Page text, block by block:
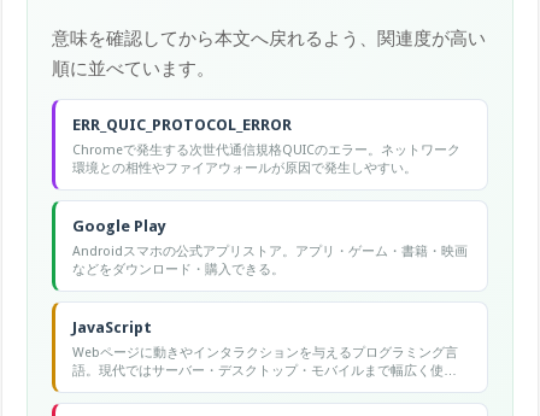
意味を確認してから本文へ戻れるよう、関連度が高い
順に並べています。
ERR_QUIC_PROTOCOL_ERROR
Chromeで発生する次世代通信規格QUICのエラー。ネットワーク
環境との相性やファイアウォールが原因で発生しやすい。
Google Play
Androidスマホの公式アプリストア。アプリ・ゲーム・書籍・映画
などをダウンロード・購入できる。
JavaScript
Webページに動きやインタラクションを与えるプログラミング言
語。現代ではサーバー・デスクトップ・モバイルまで幅広く使わ
れる万能言語。